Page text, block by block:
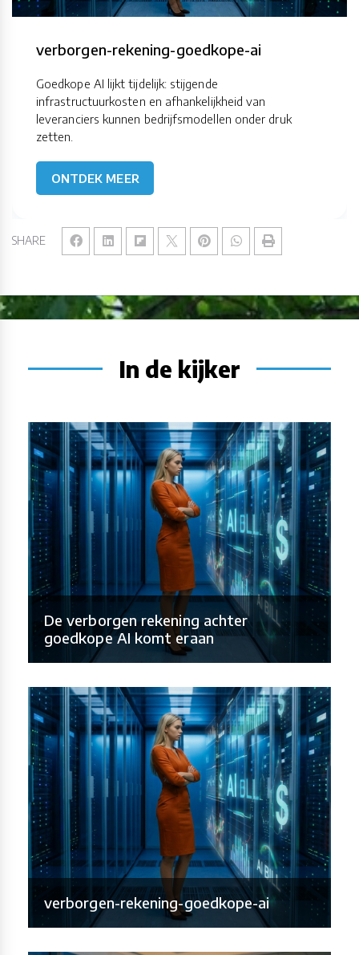
SHARE
verborgen-rekening-goedkope-ai
Goedkope AI lijkt tijdelijk: stijgende
infrastructuurkosten en afhankelijkheid van
leveranciers kunnen bedrijfsmodellen onder druk
zetten.
ONTDEK MEER
In de kijker
De verborgen rekening achter
goedkope AI komt eraan
verborgen-rekening-goedkope-ai